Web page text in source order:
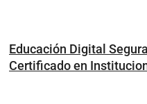
Educación Digital
Certificado en